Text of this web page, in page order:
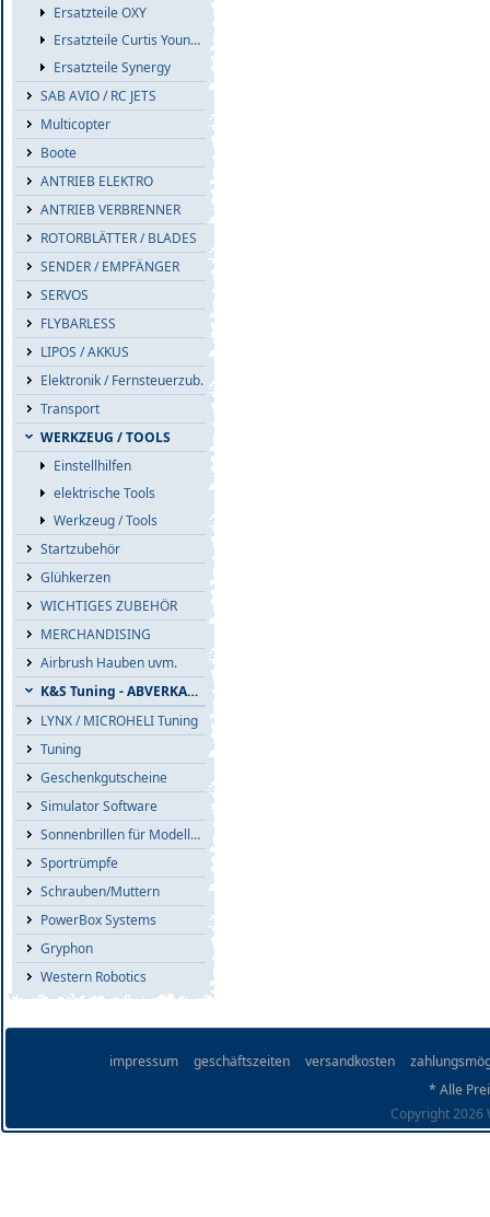
Ersatzteile OXY
Ersatzteile Curtis Youngblood
Ersatzteile Synergy
SAB AVIO / RC JETS
Multicopter
Boote
ANTRIEB ELEKTRO
ANTRIEB VERBRENNER
ROTORBLÄTTER / BLADES
SENDER / EMPFÄNGER
SERVOS
FLYBARLESS
LIPOS / AKKUS
Elektronik / Fernsteuerzub.
Transport
WERKZEUG / TOOLS
Einstellhilfen
elektrische Tools
Werkzeug / Tools
Startzubehör
Glühkerzen
WICHTIGES ZUBEHÖR
MERCHANDISING
Airbrush Hauben uvm.
K&S Tuning - ABVERKAUF
LYNX / MICROHELI Tuning
Tuning
Geschenkgutscheine
Simulator Software
Sonnenbrillen für Modellflieger
Sportrümpfe
Schrauben/Muttern
PowerBox Systems
Gryphon
Western Robotics
impressum geschäftszeiten versandkosten
* Alle
Copyright 2026